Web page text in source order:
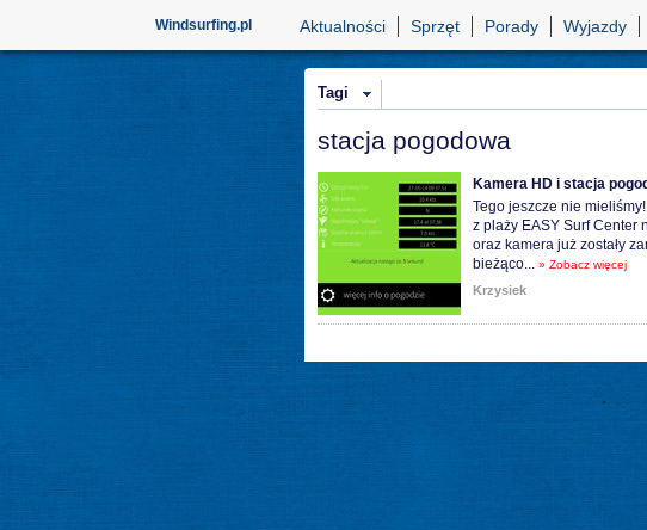
Windsurfing.pl Aktualności Sprzęt Porady Wyjazdy
Tagi
stacja pogodowa
Kamera HD i stacja
Tego jeszcze nie
z plaży EASY Surf Center
oraz kamera już zostały
bieżąco... » Zobacz więcej
Krzysiek